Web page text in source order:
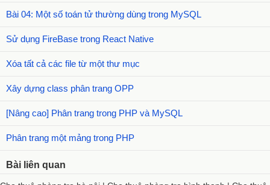
Bài 04: Một số toán tử thường dùng trong MySQL
Sử dụng FireBase trong React Native
Xóa tất cả các file từ một thư mục
Xây dựng class phân trang OPP
[Nâng cao] Phân trang trong PHP và MySQL
Phân trang một mảng trong PHP
Bài liên quan